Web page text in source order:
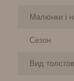
Малюнки і
Сезон
Вид